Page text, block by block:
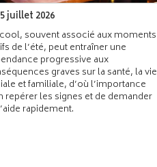
juillet 2026
souvent associé aux moments
de l’été, peut entraîner une
progressive aux
graves sur la santé, la vie
et familiale, d’où l’importance
repérer les signes et de demander
rapidement.